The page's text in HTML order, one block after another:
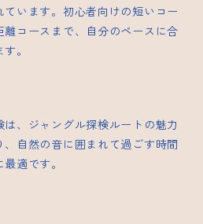
います。初心者向けの短いコー
コースまで、自分のペースに合
。
、ジャングル探検ルートの魅力
自然の音に囲まれて過ごす時間
適です。